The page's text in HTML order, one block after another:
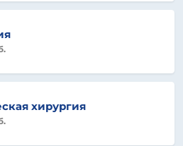
хирургия